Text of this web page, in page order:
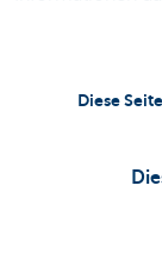
Diese